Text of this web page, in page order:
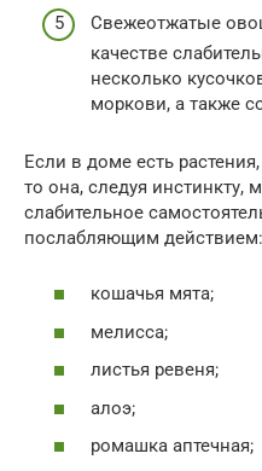
Свежеотжатые
качестве
несколько
моркови, а также
Если в доме есть
то она, следуя инстинкту,
слабительное
послабляющим действием:
кошачья мята;
мелисса;
листья ревеня;
алоэ;
ромашка аптечная;